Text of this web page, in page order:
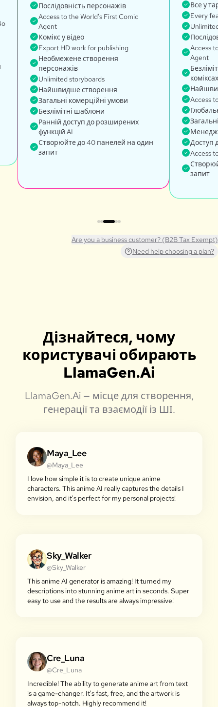
Послідовність персонажів
Access to the World's First Comic
Agent
Комікс у відео
Export HD work for publishing
Необмежене створення
персонажів
Unlimited storyboards
Найшвидше створення
Загальні комерційні умови
Безлімітні шаблони
Ранній доступ до розширених
функцій AI
Створюйте до 40 панелей на один
запит
Все у
Every
Access
Agent
коміксах
Access
Доступ
Access
запит
Are you a business customer? (B2B Tax Exempt)
Need help choosing a plan?
Дізнайтеся, чому
користувачі обирають
LlamaGen.Ai
LlamaGen.Ai — місце для створення,
генерації та взаємодії із ШІ.
Maya_Lee
@Maya_Lee
I love how simple it is to create unique anime
characters. This anime AI really captures the details I
envision, and it's perfect for my personal projects!
Sky_Walker
@Sky_Walker
This anime AI generator is amazing! It turned my
descriptions into stunning anime art in seconds. Super
easy to use and the results are always impressive!
Cre_Luna
@Cre_Luna
Incredible! The ability to generate anime art from text
is a game-changer. It's fast, free, and the artwork is
always top-notch. Highly recommend it!